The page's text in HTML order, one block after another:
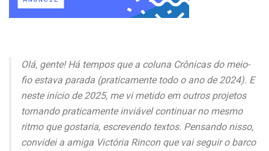
Olá, gente! Há tempos que a coluna Crônicas do meio-
fio estava parada (praticamente todo o ano de 2024). E
neste início de 2025, me vi metido em outros projetos
tornando praticamente inviável continuar no mesmo
ritmo que gostaria, escrevendo textos. Pensando nisso,
convidei a amiga Victória Rincon que vai seguir o barco